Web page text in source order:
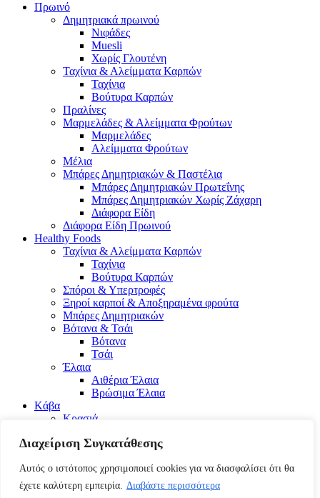
Διαχείριση Συγκατάθεσης
Αυτός ο ιστότοπος χρησιμοποιεί cookies για να διασφαλίσει ότι θα
έχετε καλύτερη εμπειρία. Διαβάστε περισσότερα
Πρωινό
Δημητριακά πρωινού
Νιφάδες
Muesli
Χωρίς Γλουτένη
Ταχίνια & Αλείμματα Καρπών
Ταχίνια
Βούτυρα Καρπών
Πραλίνες
Μαρμελάδες & Αλείμματα Φρούτων
Μαρμελάδες
Αλείμματα Φρούτων
Μέλια
Μπάρες Δημητριακών & Παστέλια
Μπάρες Δημητριακών Πρωτεΐνης
Μπάρες Δημητριακών Χωρίς Ζάχαρη
Διάφορα Είδη
Διάφορα Είδη Πρωινού
Healthy Foods
Ταχίνια & Αλείμματα Καρπών
Ταχίνια
Βούτυρα Καρπών
Σπόροι & Υπερτροφές
Ξηροί καρποί & Αποξηραμένα φρούτα
Μπάρες Δημητριακών
Βότανα & Τσάι
Βότανα
Τσάι
Έλαια
Αιθέρια Έλαια
Βρώσιμα Έλαια
Kάβα
Κρασιά
Κόκκινα
Τοπικά Κρασιά
Λικέρ